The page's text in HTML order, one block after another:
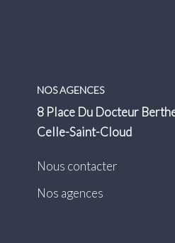
NOS AGENCES
8 Place Du Docteur
Celle-Saint-Cloud
Nous contacter
Nos agences